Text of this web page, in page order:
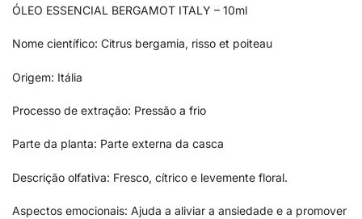
ÓLEO ESSENCIAL BERGAMOT ITALY – 10ml
Nome científico: Citrus bergamia, risso et poiteau
Origem: Itália
Processo de extração: Pressão a frio
Parte da planta: Parte externa da casca
Descrição olfativa: Fresco, cítrico e levemente floral.
Aspectos emocionais: Ajuda a aliviar a ansiedade e a promover